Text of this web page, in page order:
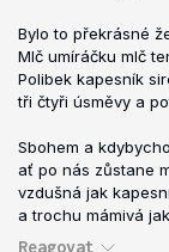
Bylo to překrásné
Mlč umíráčku mlč
Polibek kapesník
tři čtyři úsměvy a
Sbohem a
ať po nás zůstane
vzdušná jak
a trochu mámivá
Reagovat